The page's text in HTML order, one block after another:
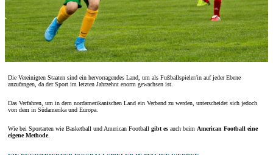
Die Vereinigten Staaten sind ein hervorragendes Land, um als Fußballspieler/in auf jeder Ebene
anzufangen, da der Sport im letzten Jahrzehnt enorm gewachsen ist.
Das Verfahren, um in dem nordamerikanischen Land ein Verband zu werden, unterscheidet sich jedoch
von dem in Südamerika und Europa.
Wie bei Sportarten wie Basketball und American Football gibt es auch beim American Football eine
eigene Methode.